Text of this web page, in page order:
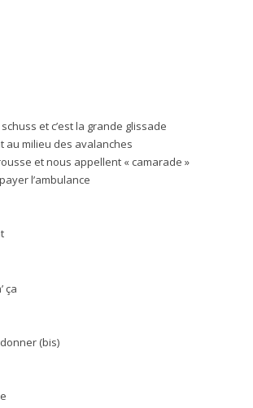
et c’est la grande glissade
au milieu des avalanches
et nous appellent « camarade »
l’ambulance
ça
(bis)